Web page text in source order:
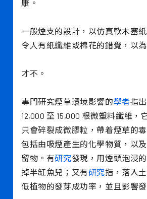
康。
一般煙支的設計，以仿真軟木塞
令人有紙纖維或棉花的錯覺，以
才不。
專門研究煙草環境影響的學者指
12,000 至 15,000 根微塑料纖維，
只會碎裂成微膠粒，帶着煙草的
包括由吸煙產生的化學物質，以
留物。有研究發現，用煙頭泡浸
掉半缸魚兒；又有研究指，落入
低植物的發芽成功率，並且影響發